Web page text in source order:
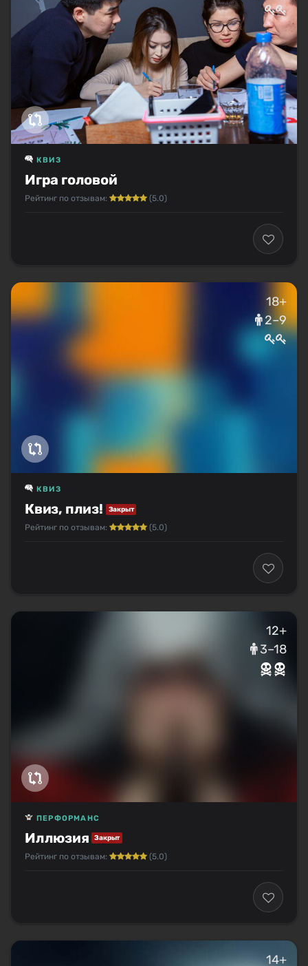
Игра головой
КВИЗ
Рейтинг по отзывам: (5.0)
18+
2–9
Квиз, плиз! Закрыт
КВИЗ
Рейтинг по отзывам: (5.0)
12+
3–18
Иллюзия Закрыт
ПЕРФОРМАНС
Рейтинг по отзывам: (5.0)
14+